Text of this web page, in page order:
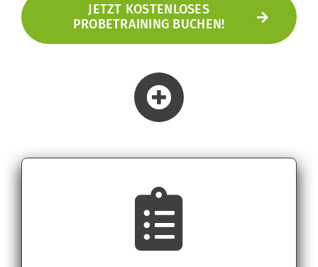
JETZT KOSTENLOSES
PROBETRAINING BUCHEN!